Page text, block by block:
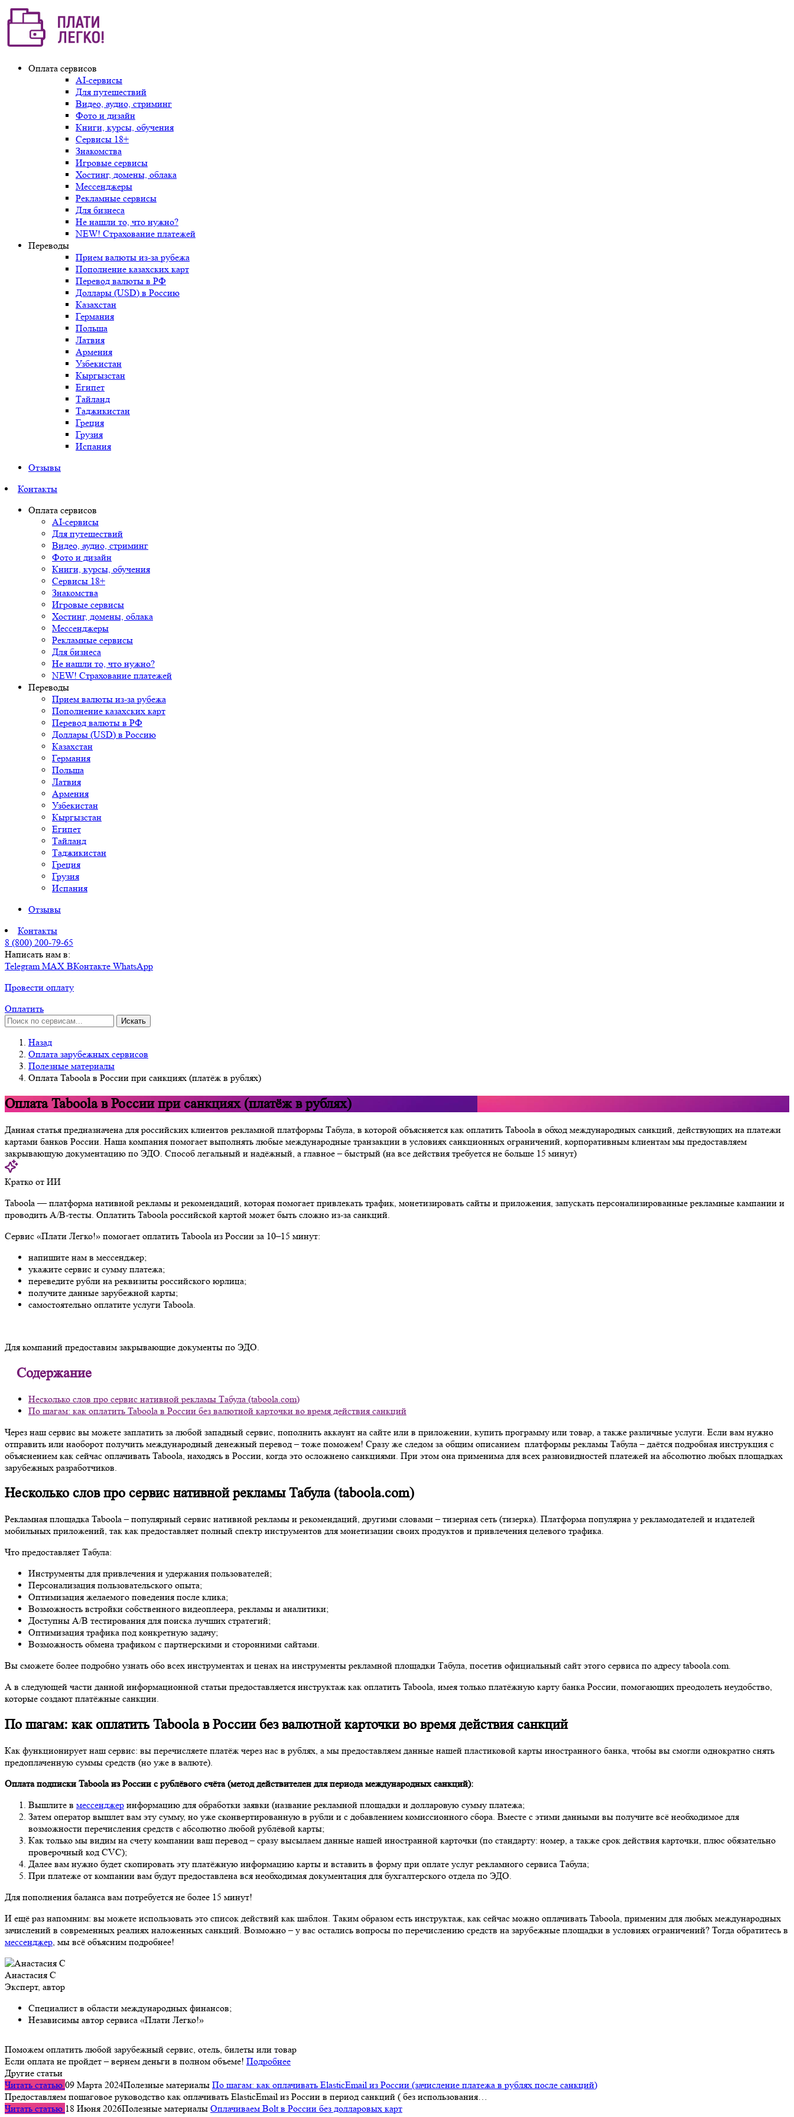
Оплата сервисов
AI-сервисы
Для путешествий
Видео, аудио, стриминг
Фото и дизайн
Книги, курсы, обучения
Сервисы 18+
Знакомства
Игровые сервисы
Хостинг, домены, облака
Мессенджеры
Рекламные сервисы
Для бизнеса
Не нашли то, что нужно?
NEW! Страхование платежей
Переводы
Прием валюты из-за рубежа
Пополнение казахских карт
Перевод валюты в РФ
Доллары (USD) в Россию
Казахстан
Германия
Польша
Латвия
Армения
Узбекистан
Кыргызстан
Египет
Тайланд
Таджикистан
Греция
Грузия
Испания
Отзывы
Контакты
Оплата сервисов
AI-сервисы
Для путешествий
Видео, аудио, стриминг
Фото и дизайн
Книги, курсы, обучения
Сервисы 18+
Знакомства
Игровые сервисы
Хостинг, домены, облака
Мессенджеры
Рекламные сервисы
Для бизнеса
Не нашли то, что нужно?
NEW! Страхование платежей
Переводы
Прием валюты из-за рубежа
Пополнение казахских карт
Перевод валюты в РФ
Доллары (USD) в Россию
Казахстан
Германия
Польша
Латвия
Армения
Узбекистан
Кыргызстан
Египет
Тайланд
Таджикистан
Греция
Грузия
Испания
Отзывы
Контакты
8 (800) 200-79-65
Написать нам в:
TelegramMAX ВКонтакте WhatsApp
Провести оплату
Оплатить
Искать
Назад
Оплата зарубежных сервисов
Полезные материалы
Оплата Taboola в России при санкциях (платёж в рублях)
Оплата Taboola в России при санкциях (платёж в рублях)
Данная статья предназначена для российских клиентов рекламной платформы Табула, в которой объясняется как оплатить Taboola в обход международных санкций, действующих на платежи
картами банков России. Наша компания помогает выполнять любые международные транзакции в условиях санкционных ограничений, корпоративным клиентам мы предоставляем
закрывающую документацию по ЭДО. Способ легальный и надёжный, а главное – быстрый (на все действия требуется не больше 15 минут)
Кратко от ИИ
Taboola — платформа нативной рекламы и рекомендаций, которая помогает привлекать трафик, монетизировать сайты и приложения, запускать персонализированные рекламные кампании и
проводить A/B-тесты. Оплатить Taboola российской картой может быть сложно из-за санкций.
Сервис «Плати Легко!» помогает оплатить Taboola из России за 10–15 минут:
напишите нам в мессенджер;
укажите сервис и сумму платежа;
переведите рубли на реквизиты российского юрлица;
получите данные зарубежной карты;
самостоятельно оплатите услуги Taboola.
Для компаний предоставим закрывающие документы по ЭДО.
Содержание
Несколько слов про сервис нативной рекламы Табула (taboola.com)
По шагам: как оплатить Taboola в России без валютной карточки во время действия санкций
Через наш сервис вы можете заплатить за любой западный сервис, пополнить аккаунт на сайте или в приложении, купить программу или товар, а также различные услуги. Если вам нужно
отправить или наоборот получить международный денежный перевод – тоже поможем! Сразу же следом за общим описанием платформы рекламы Табула – даётся подробная инструкция с
объяснением как сейчас оплачивать Taboola, находясь в России, когда это осложнено санкциями. При этом она применима для всех разновидностей платежей на абсолютно любых площадках
зарубежных разработчиков.
Несколько слов про сервис нативной рекламы Табула (taboola.com)
Рекламная площадка Taboola – популярный сервис нативной рекламы и рекомендаций, другими словами – тизерная сеть (тизерка). Платформа популярна у рекламодателей и издателей
мобильных приложений, так как предоставляет полный спектр инструментов для монетизации своих продуктов и привлечения целевого трафика.
Что предоставляет Табула:
Инструменты для привлечения и удержания пользователей;
Персонализация пользовательского опыта;
Оптимизация желаемого поведения после клика;
Возможность встройки собственного видеоплеера, рекламы и аналитики;
Доступны А/В тестирования для поиска лучших стратегий;
Оптимизация трафика под конкретную задачу;
Возможность обмена трафиком с партнерскими и сторонними сайтами.
Вы сможете более подробно узнать обо всех инструментах и ценах на инструменты рекламной площадки Табула, посетив официальный сайт этого сервиса по адресу taboola.com.
А в следующей части данной информационной статьи предоставляется инструктаж как оплатить Taboola, имея только платёжную карту банка России, помогающих преодолеть неудобство,
которые создают платёжные санкции.
По шагам: как оплатить Taboola в России без валютной карточки во время действия санкций
Как функционирует наш сервис: вы перечисляете платёж через нас в рублях, а мы предоставляем данные нашей пластиковой карты иностранного банка, чтобы вы смогли однократно снять
предоплаченную суммы средств (но уже в валюте).
Оплата подписки Taboolaиз России с рублёвого счёта (метод действителен для периода международных санкций):
Вышлите в мессенджер информацию для обработки заявки (название рекламной площадки и долларовую сумму платежа;
Затем оператор вышлет вам эту сумму, но уже сконвертированную в рубли и с добавлением комиссионного сбора. Вместе с этими данными вы получите всё необходимое для
возможности перечисления средств с абсолютно любой рублёвой карты;
Как только мы видим на счету компании ваш перевод – сразу высылаем данные нашей иностранной карточки (по стандарту: номер, а также срок действия карточки, плюс обязательно
проверочный код CVC);
Далее вам нужно будет скопировать эту платёжную информацию карты и вставить в форму при оплате услуг рекламного сервиса Табула;
При платеже от компании вам будут предоставлена вся необходимая документация для бухгалтерского отдела по ЭДО.
Для пополнения баланса вам потребуется не более 15 минут!
И ещё раз напомним: вы можете использовать это список действий как шаблон. Таким образом есть инструктаж, как сейчас можно оплачивать Taboola, применим для любых международных
зачислений в современных реалиях наложенных санкций. Возможно – у вас остались вопросы по перечислению средств на зарубежные площадки в условиях ограничений? Тогда обратитесь в
мессенджер, мы всё объясним подробнее!
Анастасия С
Эксперт, автор
Специалист в области международных финансов;
Независимы автор сервиса «Плати Легко!»
Поможем оплатить любой зарубежный сервис, отель, билеты или товар
Если оплата не пройдет – вернем деньги в полном объеме! Подробнее
Другие статьи
Читать статью 09 Марта 2024Полезные материалы По шагам: как оплачивать ElasticEmail из России (зачисление платежа в рублях после санкций)
Предоставляем пошаговое руководство как оплачивать ElasticEmail из России в период санкций ( без использования…
Читать статью 18 Июня 2026Полезные материалы Оплачиваем Bolt в России без долларовых карт